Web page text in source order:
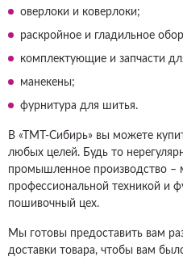
оверлоки и коверлоки;
раскройное и гладильное
комплектующие и запчасти
манекены;
фурнитура для шитья.
В «ТМТ-Сибирь» вы можете
любых целей. Будь то
промышленное производство
профессиональной техникой и
пошивочный цех.
Мы готовы предоставить вам
доставки товара, чтобы вам